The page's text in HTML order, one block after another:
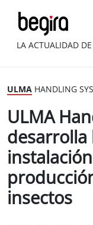
LA ACTUALIDAD DE
ULMA HANDLING
ULMA
desarrolla
insectos